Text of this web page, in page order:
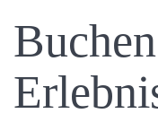
Einleitung